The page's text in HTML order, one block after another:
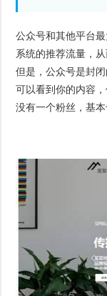
公众号和其他平台
系统的推荐流量，
但是，公众号是封
可以看到你的内容
没有一个粉丝，基本